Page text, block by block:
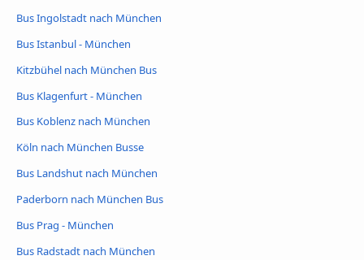
Bus Ingolstadt nach München
Bus Istanbul - München
Kitzbühel nach München Bus
Bus Klagenfurt - München
Bus Koblenz nach München
Köln nach München Busse
Bus Landshut nach München
Paderborn nach München Bus
Bus Prag - München
Bus Radstadt nach München